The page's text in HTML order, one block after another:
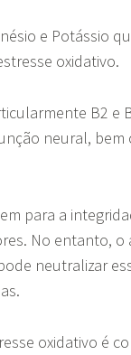
e Potássio
oxidativo.
B2 e
neural, bem
para a
No entanto,
neutralizar
oxidativo é